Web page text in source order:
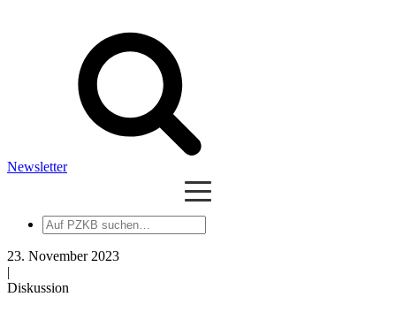
Newsletter
Auf
PZKB
suchen
23. November 2023
|
Diskussion